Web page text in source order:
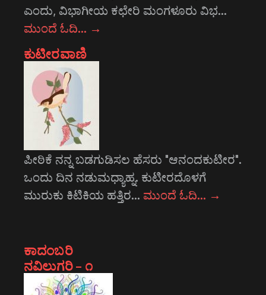
ಎಂದು, ವಿಭಾಗೀಯ ಕಛೇರಿ ಮಂಗಳೂರು ವಿಭ…
ಮುಂದೆ ಓದಿ… →
ಕುಟೀರವಾಣಿ
ಪೀಠಿಕೆ ನನ್ನ ಬಡಗುಡಿಸಲ ಹೆಸರು "ಆನಂದಕುಟೀರ".
ಒಂದು ದಿನ ನಡುಮಧ್ಯಾಹ್ನ. ಕುಟೀರದೊಳಗೆ
ಮುರುಕು ಕಿಟಿಕಿಯ ಹತ್ತಿರ… ಮುಂದೆ ಓದಿ… →
ಕಾದಂಬರಿ
ನವಿಲುಗರಿ – ೧